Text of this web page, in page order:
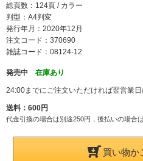
総頁数：124頁 / カラー
判型：A4判変
発行年月：2020年12月
注文コード：370690
雑誌コード：08124-12
発売中 在庫あり
24:00までにご注文いただければ翌営業日
送料：600円
代金引換の場合は別途250円，後払いの場合
買い物か